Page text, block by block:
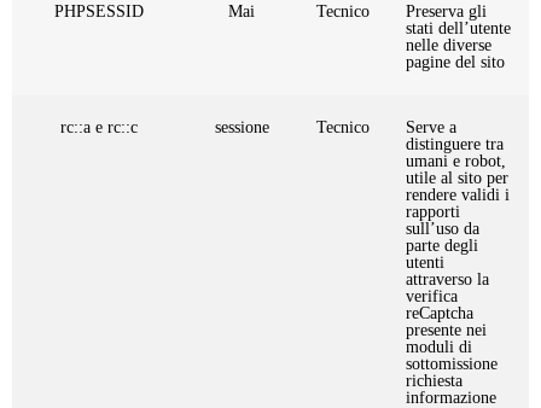
PHPSESSID Mai Tecnico
Preserva gli
stati dell’utente
nelle diverse
pagine del sito
rc::a e rc::c sessione Tecnico
Serve a
distinguere tra
umani e robot,
utile al sito per
rendere validi i
rapporti
sull’uso da
parte degli
utenti
attraverso la
verifica
reCaptcha
presente nei
moduli di
sottomissione
richiesta
informazione